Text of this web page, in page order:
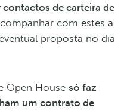
contactos de carteira de
com estes a
proposta no dia
Open House só faz
um contrato de